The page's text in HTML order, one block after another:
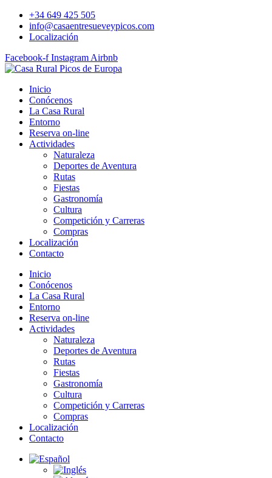
contenido
+34 649 425 505
info@casaentresueveypicos.com
Localización
Facebook-f Instagram Airbnb
Inicio
Conócenos
La Casa Rural
Entorno
Reserva on-line
Actividades
Naturaleza
Deportes de Aventura
Rutas
Fiestas
Gastronomía
Cultura
Competición y Carreras
Compras
Localización
Contacto
Inicio
Conócenos
La Casa Rural
Entorno
Reserva on-line
Actividades
Naturaleza
Deportes de Aventura
Rutas
Fiestas
Gastronomía
Cultura
Competición y Carreras
Compras
Localización
Contacto